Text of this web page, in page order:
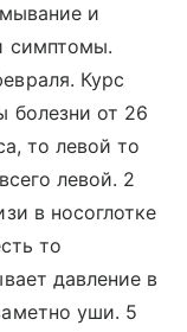
и
симптомы.
Курс
болезни от 26
то левой то
левой. 2
в носоглотке
то
давление в
уши. 5